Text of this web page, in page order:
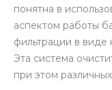
понятна в
аспектом работы
фильтрации в виде
Эта система
при этом